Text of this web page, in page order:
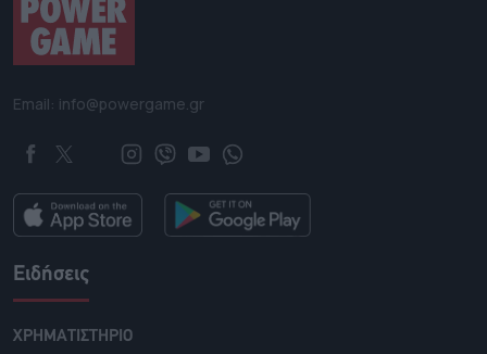
Email: info@powergame.gr
Ειδήσεις
ΧΡΗΜΑΤΙΣΤΗΡΙΟ